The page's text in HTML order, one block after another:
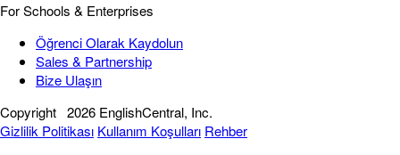
For Schools & Enterprises
Öğrenci Olarak Kaydolun
Sales & Partnership
Bize Ulaşın
Copyright 2026 EnglishCentral, Inc.
Gizlilik Politikası Kullanım Koşulları Rehber